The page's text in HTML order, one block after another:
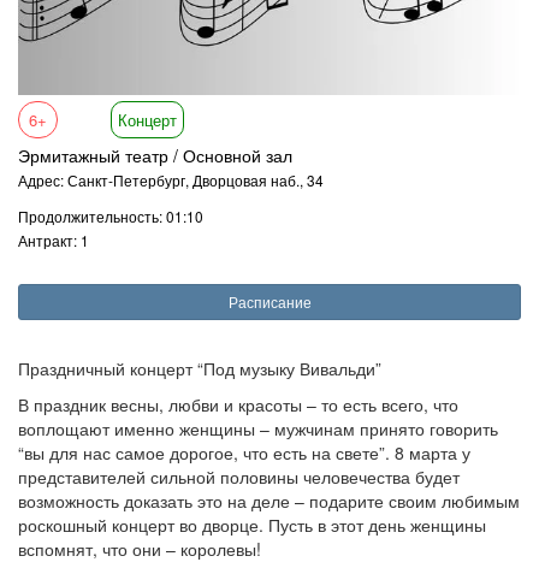
6+ Концерт
Эрмитажный театр / Основной зал
Адрес: Санкт-Петербург, Дворцовая наб., 34
Продолжительность: 01:10
Антракт: 1
Расписание
Праздничный концерт “Под музыку Вивальди”
В праздник весны, любви и красоты – то есть всего, что
воплощают именно женщины – мужчинам принято говорить
“вы для нас самое дорогое, что есть на свете”. 8 марта у
представителей сильной половины человечества будет
возможность доказать это на деле – подарите своим любимым
роскошный концерт во дворце. Пусть в этот день женщины
вспомнят, что они – королевы!